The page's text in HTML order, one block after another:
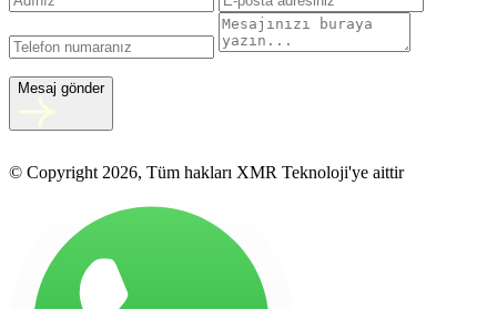
Mesaj gönder
© Copyright 2026, Tüm hakları XMR Teknoloji'ye aittir